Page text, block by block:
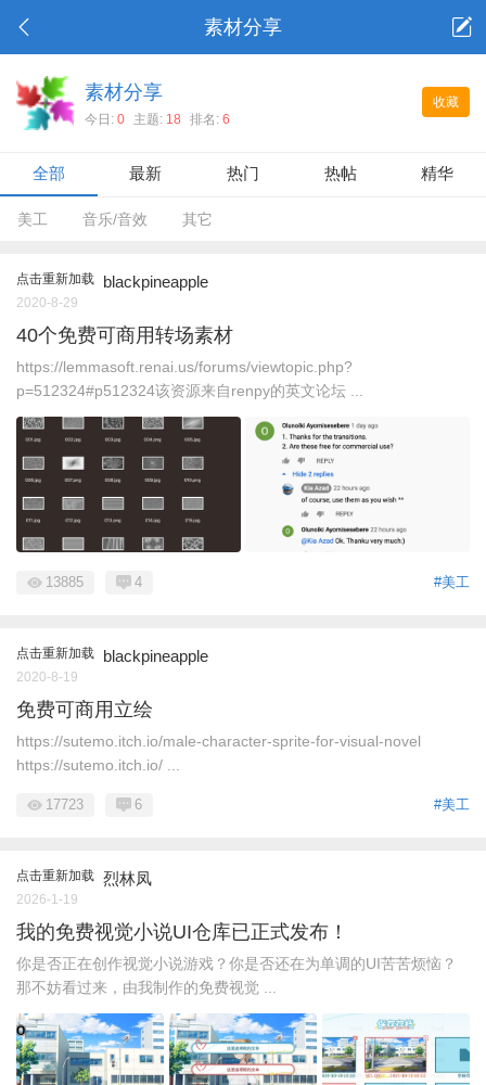
素材分享
收藏
素材分享
今日:0 主题: 18 排名:6
全部 最新 热门 热帖 精华
美工 音乐/音效 其它
点击重新加载 blackpineapple
2020-8-29
40个免费可商用转场素材
https://lemmasoft.renai.us/forums/viewtopic.php?
p=512324#p512324该资源来自renpy的英文论坛 ...
#美工
13885 4
点击重新加载 blackpineapple
2020-8-19
免费可商用立绘
https://sutemo.itch.io/male-character-sprite-for-visual-novel
https://sutemo.itch.io/ ...
#美工
17723 6
点击重新加载 烈林凤
2026-1-19
我的免费视觉小说UI仓库已正式发布！
你是否正在创作视觉小说游戏？你是否还在为单调的UI苦苦烦恼？
那不妨看过来，由我制作的免费视觉 ...